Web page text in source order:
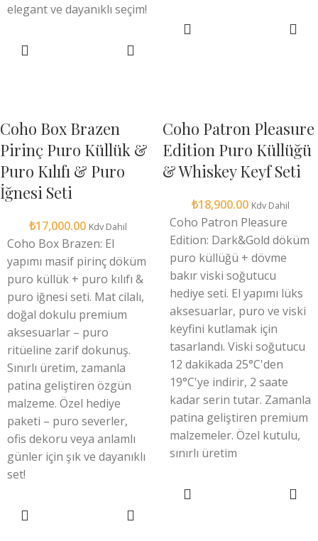
elegant ve dayanıklı seçim!
Coho Box Brazen
Pirinç Puro Küllük &
Puro Kılıfı & Puro
İğnesi Seti
₺17,000.00 Kdv Dahil
Coho Box Brazen: El
yapımı masif pirinç döküm
puro küllük + puro kılıfı &
puro iğnesi seti. Mat cilalı,
doğal dokulu premium
aksesuarlar – puro
ritüeline zarif dokunuş.
Sınırlı üretim, zamanla
patina geliştiren özgün
malzeme. Özel hediye
paketi – puro severler,
ofis dekoru veya anlamlı
günler için şık ve dayanıklı
set!
Coho Patron Pleasure
Edition Puro Küllüğü
& Whiskey Keyf Seti
₺18,900.00 Kdv Dahil
Coho Patron Pleasure
Edition: Dark&Gold döküm
puro küllüğü + dövme
bakır viski soğutucu
hediye seti. El yapımı lüks
aksesuarlar, puro ve viski
keyfini kutlamak için
tasarlandı. Viski soğutucu
12 dakikada 25°C'den
19°C'ye indirir, 2 saate
kadar serin tutar. Zamanla
patina geliştiren premium
malzemeler. Özel kutulu,
sınırlı üretim